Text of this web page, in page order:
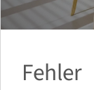
Fehler